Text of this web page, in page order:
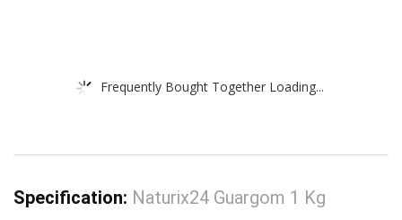
Frequently Bought Together Loading...
Specification: Naturix24 Guargom 1 Kg